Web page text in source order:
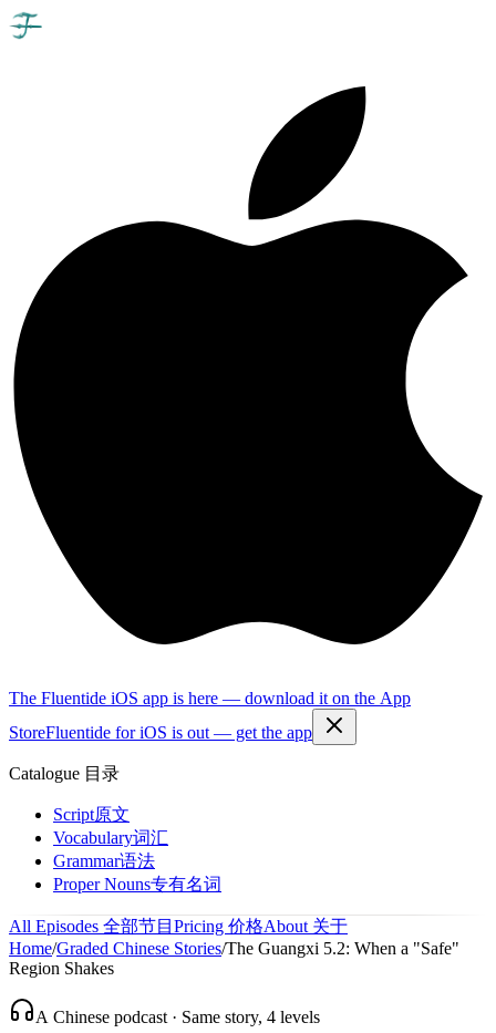
The Fluentide iOS app is here — download it on the App
StoreFluentide for iOS is out — get the app
Catalogue 目录
Script原文
Vocabulary词汇
Grammar语法
Proper Nouns专有名词
All Episodes 全部节目 Pricing 价格About 关于
Home/Graded Chinese Stories/The Guangxi 5.2: When a "Safe"
Region Shakes
A Chinese podcast · Same story, 4 levels